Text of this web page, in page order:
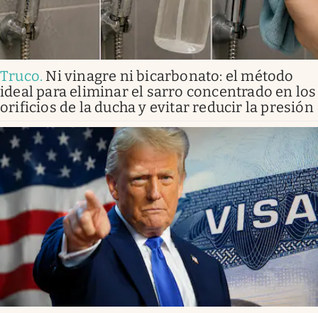
Truco. Ni vinagre ni bicarbonato: el método
ideal para eliminar el sarro concentrado en los
orificios de la ducha y evitar reducir la presión